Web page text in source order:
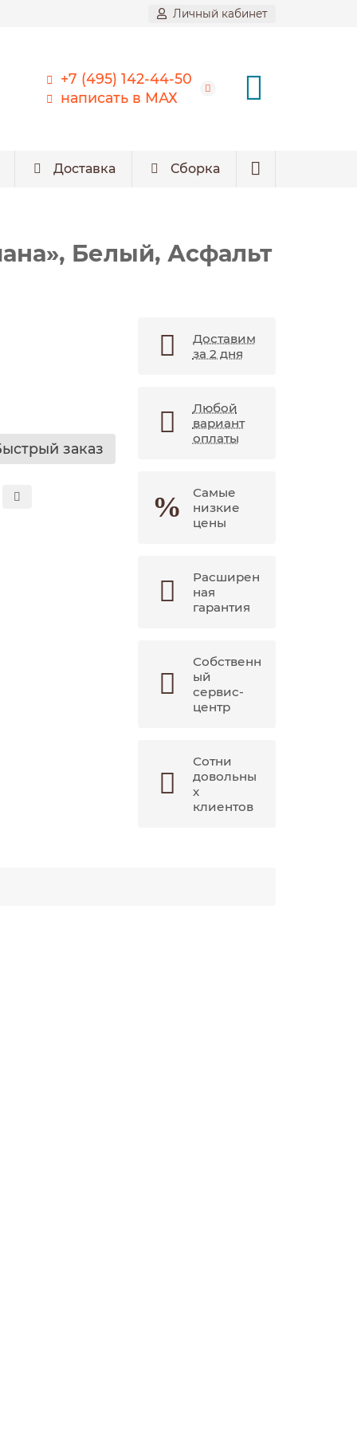
Личный кабинет
+7 (495) 142-44-50
написать в МАХ
Доставка Сборка
Белый, Асфальт
заказ
Доставим
за 2 дня
Любой
вариант
оплаты
Самые
низкие
цены
Расширен
ная
гарантия
Собственн
ый
сервис-
центр
Сотни
довольны
х
клиентов